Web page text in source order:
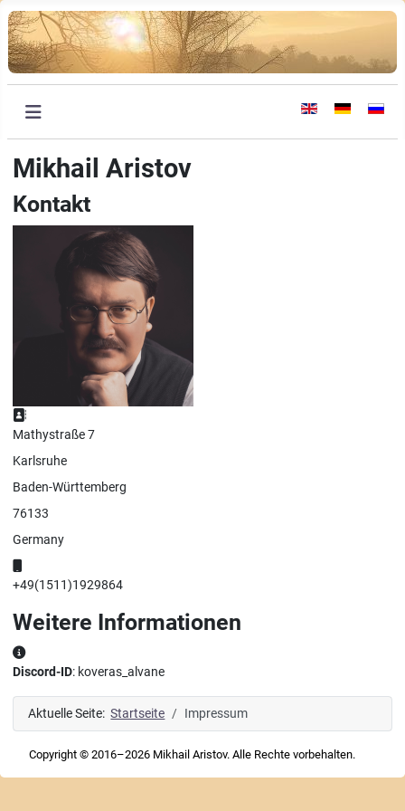
Sprache auswählen
Mikhail Aristov
Kontakt
Adresse:
Mathystraße 7
Karlsruhe
Baden-Württemberg
76133
Germany
+49(1511)1929864
Weitere Informationen
Weitere Informationen
Discord-ID: koveras_alvane
Aktuelle Seite:Startseite Impressum
Copyright © 2016–2026 Mikhail Aristov. Alle Rechte vorbehalten.